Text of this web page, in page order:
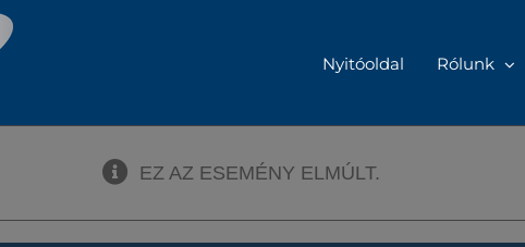
Nyitóoldal Rólunk
EZ AZ ESEMÉNY ELMÚLT.